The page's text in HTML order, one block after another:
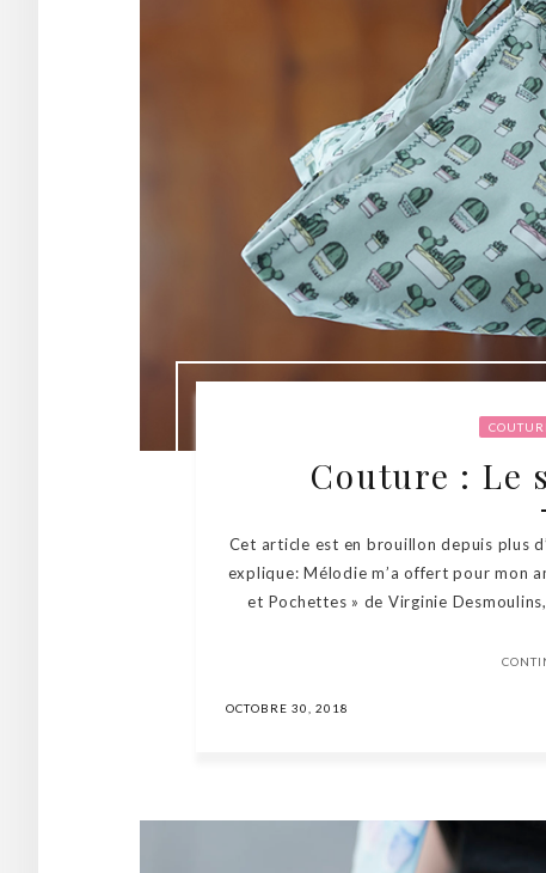
Couture : Le
Cet article est en brouillon depuis plus
explique: Mélodie m’a offert pour mon
et Pochettes » de Virginie
OCTOBRE 30, 2018